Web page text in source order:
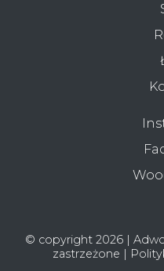
© copyright 2026 |
zastrzeżone |